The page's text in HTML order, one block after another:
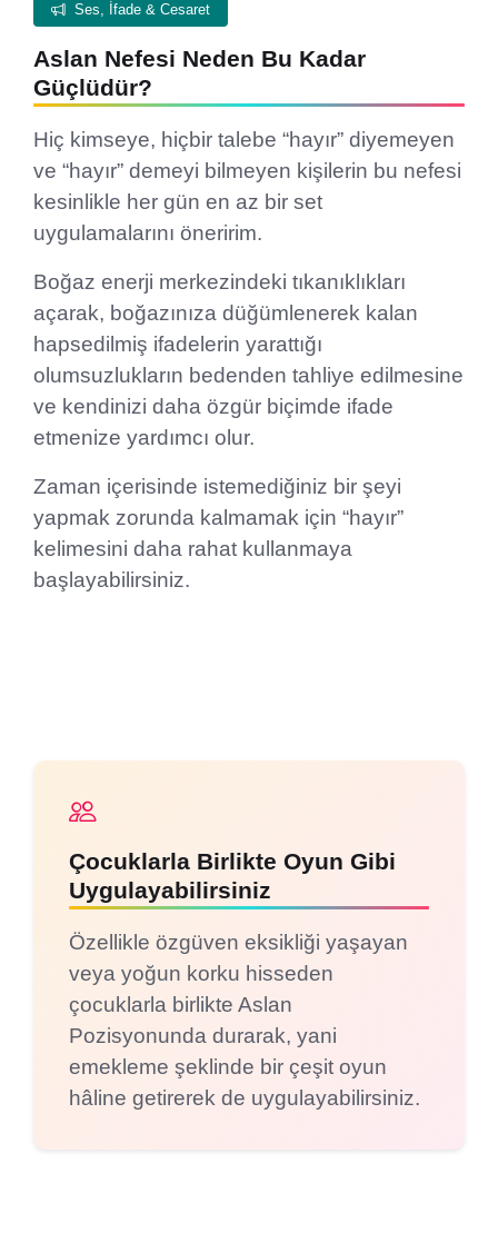
Ses, İfade & Cesaret
Aslan Nefesi Neden Bu Kadar
Güçlüdür?
Hiç kimseye, hiçbir talebe “hayır” diyemeyen
ve “hayır” demeyi bilmeyen kişilerin bu nefesi
kesinlikle her gün en az bir set
uygulamalarını öneririm.
Boğaz enerji merkezindeki tıkanıklıkları
açarak, boğazınıza düğümlenerek kalan
hapsedilmiş ifadelerin yarattığı
olumsuzlukların bedenden tahliye edilmesine
ve kendinizi daha özgür biçimde ifade
etmenize yardımcı olur.
Zaman içerisinde istemediğiniz bir şeyi
yapmak zorunda kalmamak için “hayır”
kelimesini daha rahat kullanmaya
başlayabilirsiniz.
Çocuklarla Birlikte Oyun Gibi
Uygulayabilirsiniz
Özellikle özgüven eksikliği yaşayan
veya yoğun korku hisseden
çocuklarla birlikte Aslan
Pozisyonunda durarak, yani
emekleme şeklinde bir çeşit oyun
hâline getirerek de uygulayabilirsiniz.